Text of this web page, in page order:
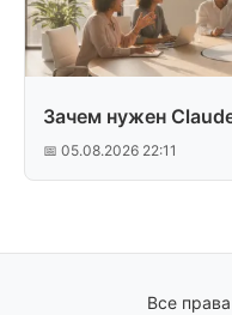
Зачем нужен
📅 05.08.2026 22:11
Все